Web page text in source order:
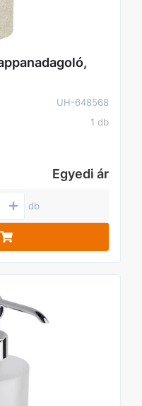
UH-648568
1 db
Egyedi ár
db